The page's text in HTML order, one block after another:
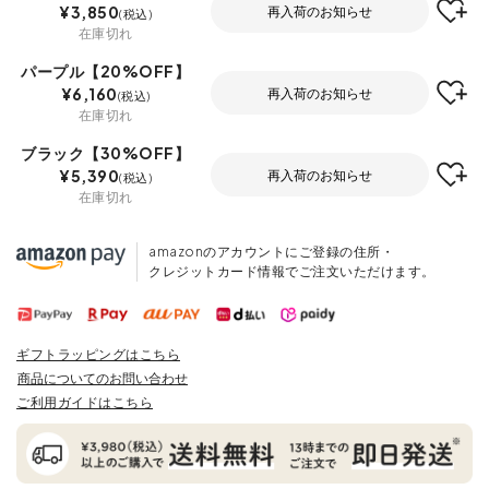
¥3,850 税込
在庫切れ
再入荷のお知らせ
パープル【20%OFF】
¥6,160 税込
在庫切れ
再入荷のお知らせ
ブラック【30%OFF】
¥5,390 税込
在庫切れ
再入荷のお知らせ
amazonのアカウントにご登録の住所・
クレジットカード情報でご注文いただけます。
ギフトラッピングはこちら
商品についてのお問い合わせ
ご利用ガイドはこちら